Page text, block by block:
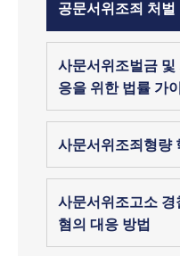
공문서위조죄 처
사문서위조벌금 및
응을 위한 법률 가
사문서위조죄형량
사문서위조고소
혐의 대응 방법